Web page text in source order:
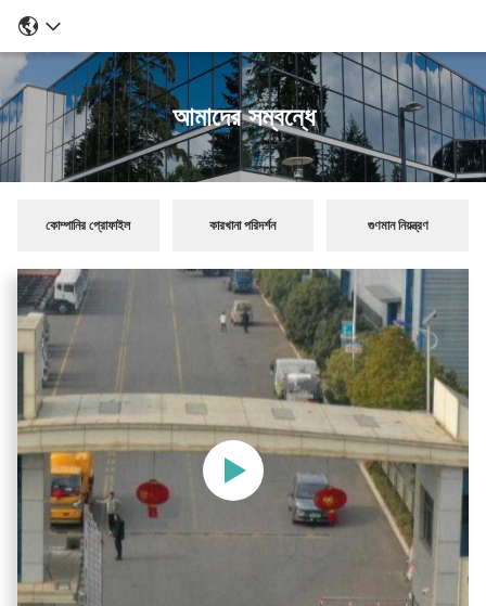
আমাদের সম্বন্ধে
কোম্পানির প্রোফাইল কারখানা পরিদর্শন গুণমান নিয়ন্ত্রণ